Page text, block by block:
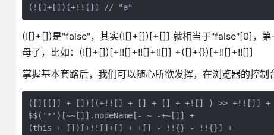
(![]+[])[+!![]] // "a"
(![]+[])是"false"，其实(![]+[])[+[]] 就相当于"false"[0]，第
母了，比如：(![]+[])[+!![]+!![]+!![]] +([]+{})[+!![]+!![]]
掌握基本套路后，我们可以随心所欲发挥，在浏览器的控
([][[]] + [])[(+!![] + [] + [] + +![] ) >> +!![]] +
$$('*')[~~[]].nodeName[- ~ -+~[]] +
(this + [])[+!![]+[] + +[] - !!{} - !!{}] +